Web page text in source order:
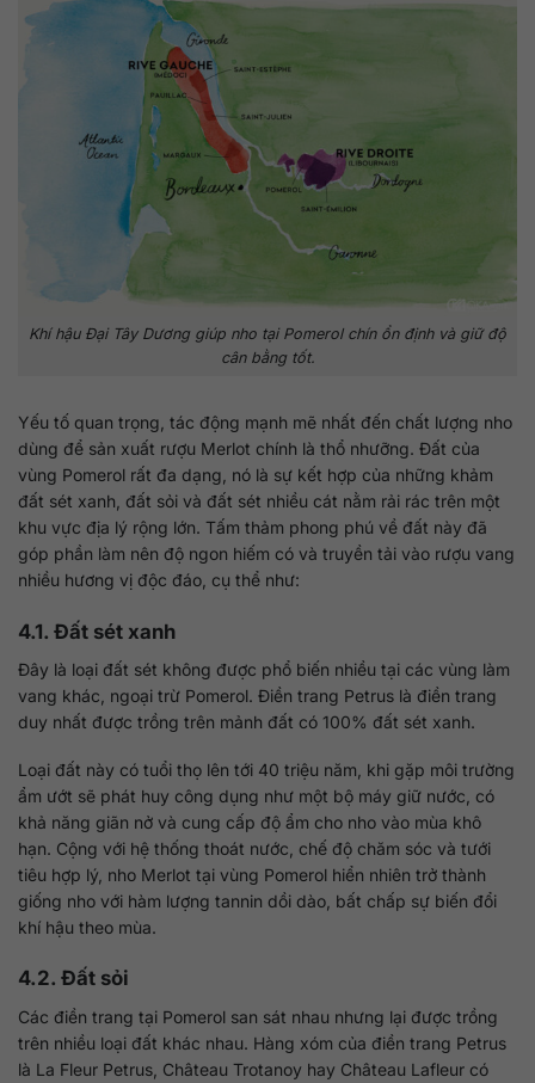
Khí hậu Đại Tây Dương giúp nho tại Pomerol chín ổn định và giữ độ
cân bằng tốt.
Yếu tố quan trọng, tác động mạnh mẽ nhất đến chất lượng nho
dùng để sản xuất rượu Merlot chính là thổ nhưỡng. Đất của
vùng Pomerol rất đa dạng, nó là sự kết hợp của những khảm
đất sét xanh, đất sỏi và đất sét nhiều cát nằm rải rác trên một
khu vực địa lý rộng lớn. Tấm thảm phong phú về đất này đã
góp phần làm nên độ ngon hiếm có và truyền tải vào rượu vang
nhiều hương vị độc đáo, cụ thể như:
4.1. Đất sét xanh
Đây là loại đất sét không được phổ biến nhiều tại các vùng làm
vang khác, ngoại trừ Pomerol. Điền trang Petrus là điền trang
duy nhất được trồng trên mảnh đất có 100% đất sét xanh.
Loại đất này có tuổi thọ lên tới 40 triệu năm, khi gặp môi trường
ẩm ướt sẽ phát huy công dụng như một bộ máy giữ nước, có
khả năng giãn nở và cung cấp độ ẩm cho nho vào mùa khô
hạn. Cộng với hệ thống thoát nước, chế độ chăm sóc và tưới
tiêu hợp lý, nho Merlot tại vùng Pomerol hiển nhiên trở thành
giống nho với hàm lượng tannin dồi dào, bất chấp sự biến đổi
khí hậu theo mùa.
4.2. Đất sỏi
Các điền trang tại Pomerol san sát nhau nhưng lại được trồng
trên nhiều loại đất khác nhau. Hàng xóm của điền trang Petrus
là La Fleur Petrus, Château Trotanoy hay Château Lafleur có